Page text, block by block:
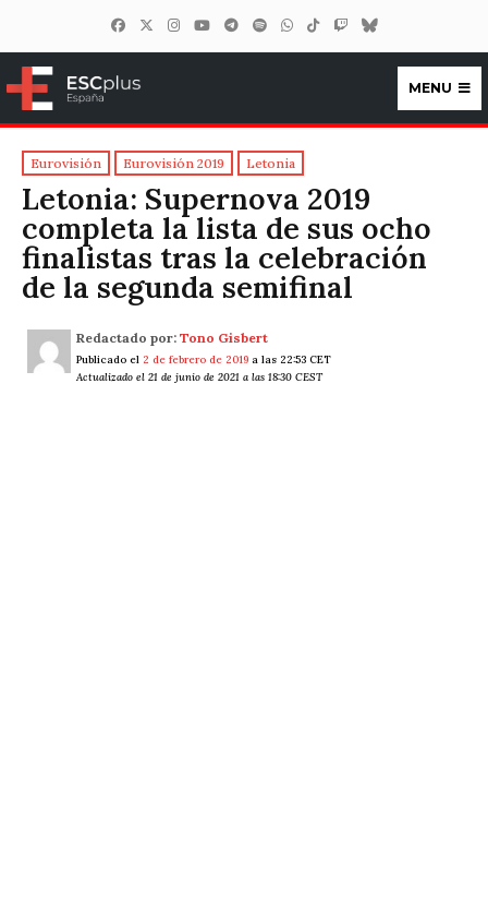
ESCplus España
MENU
Eurovisión Eurovisión 2019 Letonia
Letonia: Supernova 2019
completa la lista de sus ocho
finalistas tras la celebración
de la segunda semifinal
Redactado por: Tono Gisbert
Publicado el 2 de febrero de 2019 a las 22:53 CET
Actualizado el 21 de junio de 2021 a las 18:30 CEST